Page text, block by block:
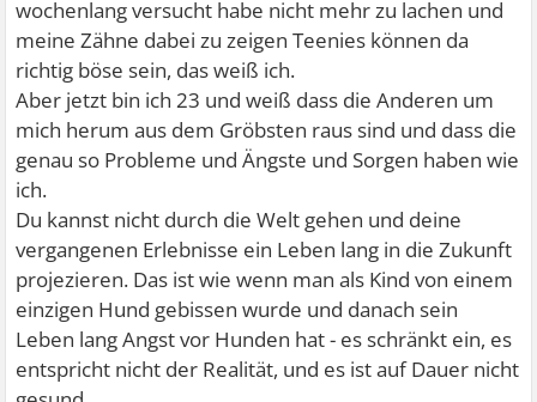
wochenlang versucht habe nicht mehr zu lachen und
meine Zähne dabei zu zeigenTeenies können da
richtig böse sein, das weiß ich.
Aber jetzt bin ich 23 und weiß dass die Anderen um
mich herum aus dem Gröbsten raus sind und dass die
genau so Probleme und Ängste und Sorgen haben wie
ich.
Du kannst nicht durch die Welt gehen und deine
vergangenen Erlebnisse ein Leben lang in die Zukunft
projezieren. Das ist wie wenn man als Kind von einem
einzigen Hund gebissen wurde und danach sein
Leben lang Angst vor Hunden hat - es schränkt ein, es
entspricht nicht der Realität, und es ist auf Dauer nicht